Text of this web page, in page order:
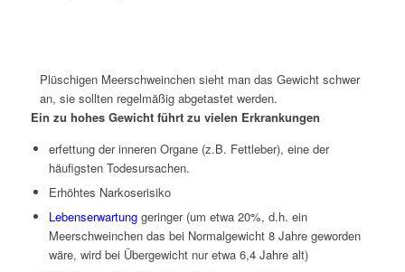
Plüschigen Meerschweinchen sieht man das Gewicht schwer
an, sie sollten regelmäßig abgetastet werden.
Ein zu hohes Gewicht führt zu vielen Erkrankungen
erfettung der inneren Organe (z.B. Fettleber), eine der
häufigsten Todesursachen.
Erhöhtes Narkoserisiko
Lebenserwartunggeringer (um etwa 20%, d.h. ein
Meerschweinchen das bei Normalgewicht 8 Jahre geworden
wäre, wird bei Übergewicht nur etwa 6,4 Jahre alt)